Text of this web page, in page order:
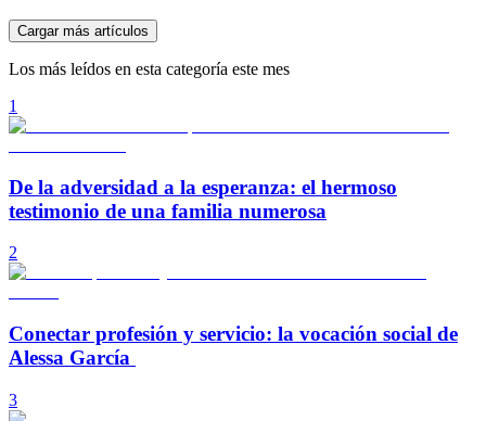
Cargar más artículos
Los más leídos en esta categoría este mes
1
De la adversidad a la esperanza: el hermoso
testimonio de una familia numerosa
2
Conectar profesión y servicio: la vocación social de
Alessa García
3